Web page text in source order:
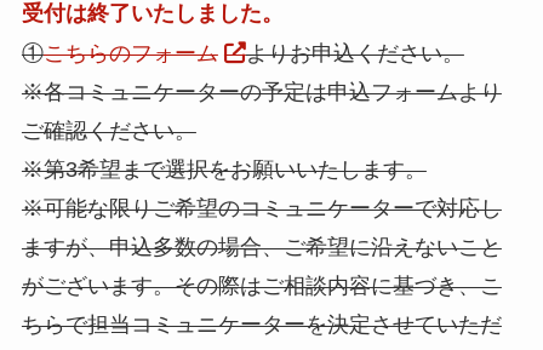
受付は終了いたしました。
①こちらのフォーム
よりお申込ください。
※各コミュニケーターの予定は申込フォームより
ご確認ください。
※第3希望まで選択をお願いいたします。
※可能な限りご希望のコミュニケーターで対応し
ますが、申込多数の場合、ご希望に沿えないこと
がございます。その際はご相談内容に基づき、こ
ちらで担当コミュニケーターを決定させていただ